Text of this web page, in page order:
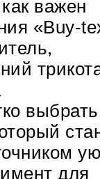
важен
«Buy-
для